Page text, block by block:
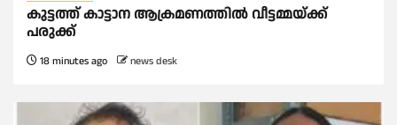
കുട്ടത്ത് കാട്ടാന ആക്രമണത്തിൽ വീട്ടമ്മയ്ക്ക്
പരുക്ക്
18 minutes ago news desk